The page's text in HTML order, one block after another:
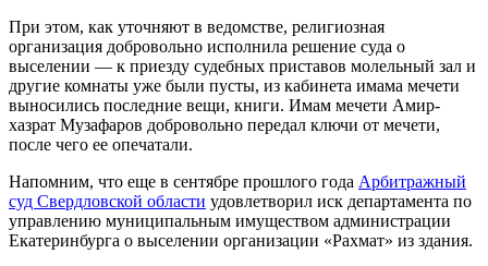
При этом, как уточняют в ведомстве, религиозная
организация добровольно исполнила решение суда о
выселении — к приезду судебных приставов молельный зал и
другие комнаты уже были пусты, из кабинета имама мечети
выносились последние вещи, книги. Имам мечети Амир-
хазрат Музафаров добровольно передал ключи от мечети,
после чего ее опечатали.
Напомним, что еще в сентябре прошлого года Арбитражный
суд Свердловской области удовлетворил иск департамента по
управлению муниципальным имуществом администрации
Екатеринбурга о выселении организации «Рахмат» из здания.